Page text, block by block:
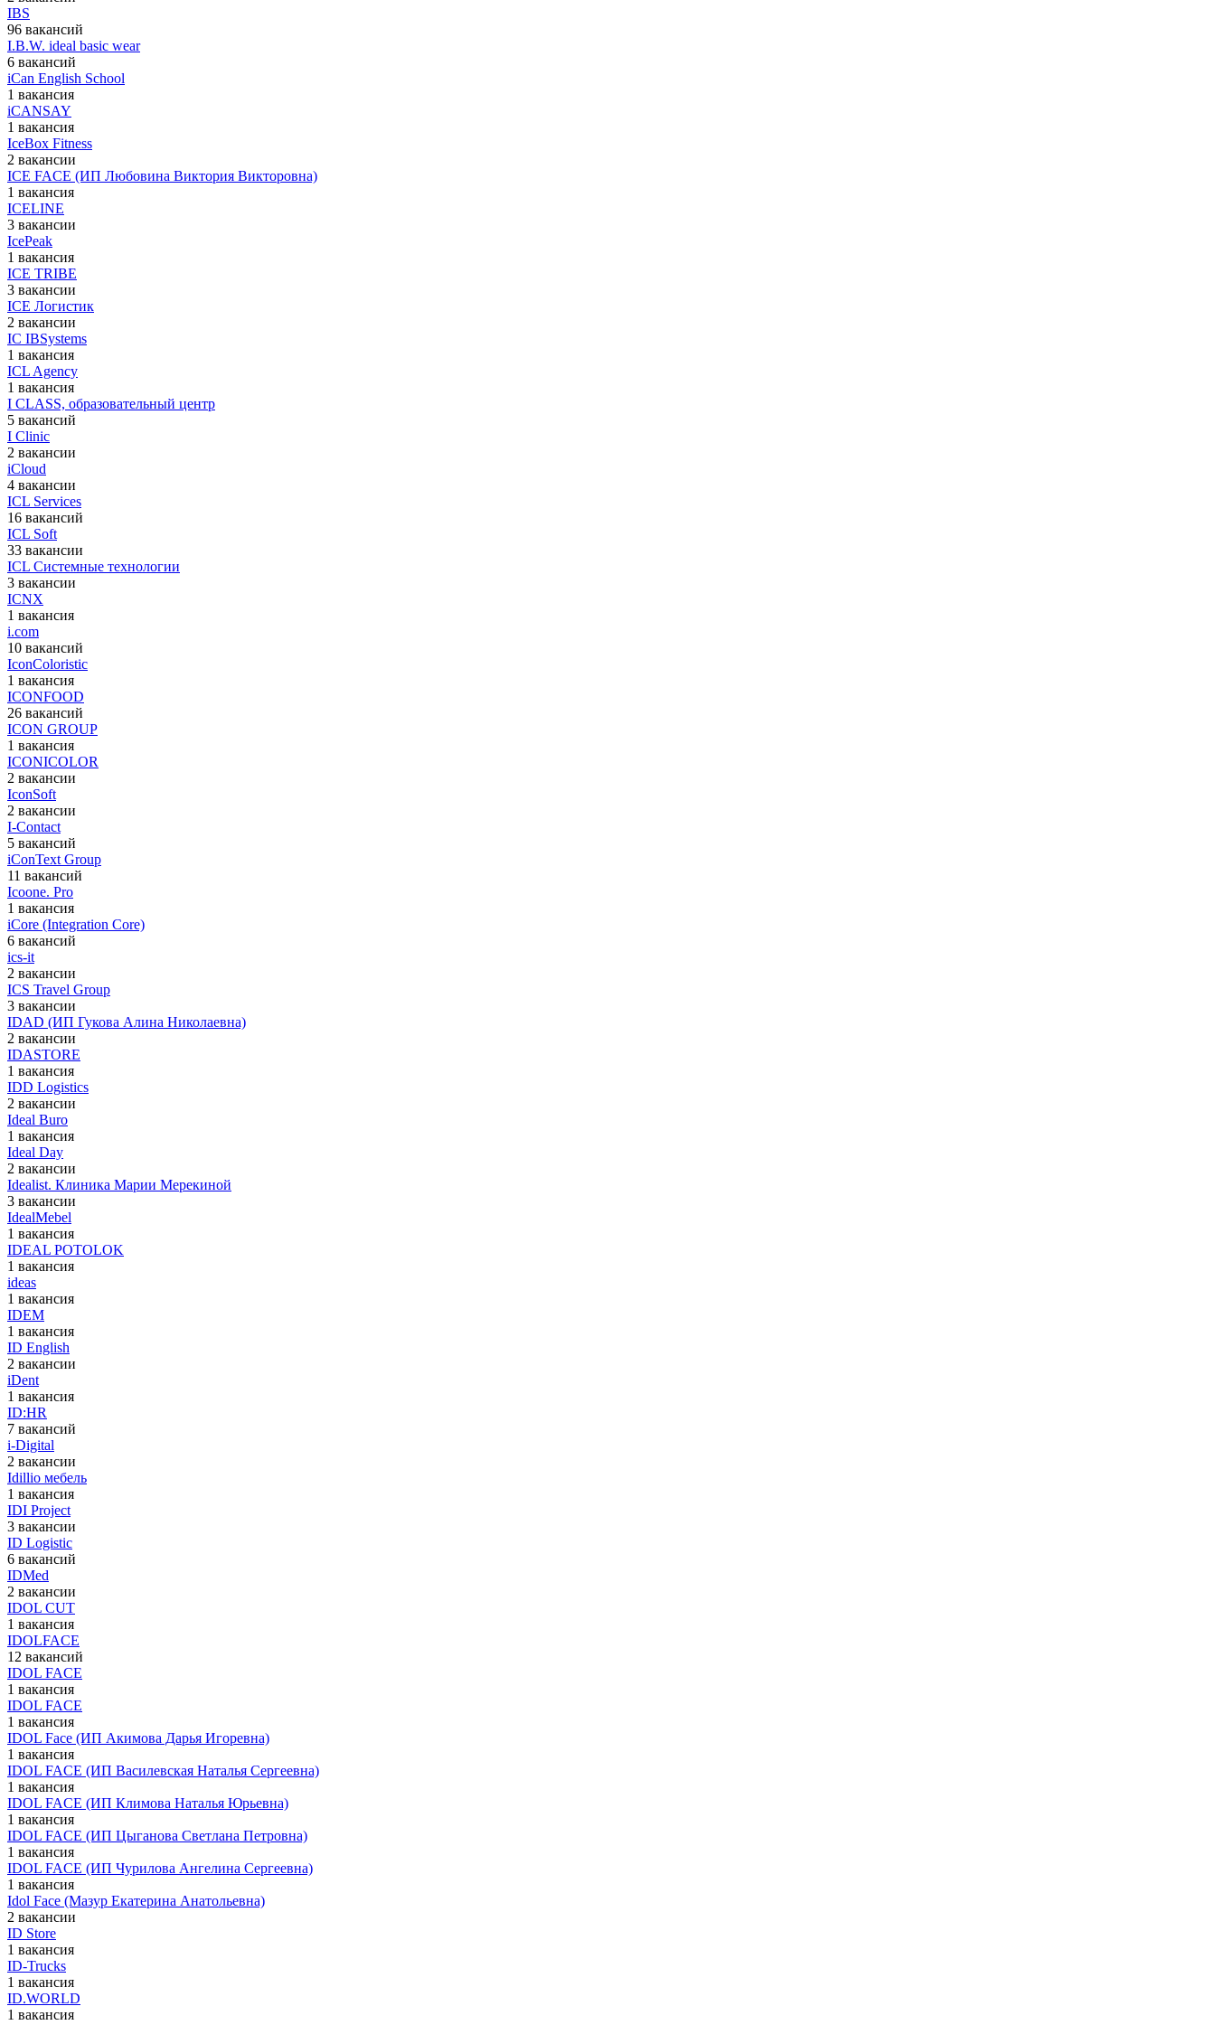
IBS
96 вакансий
I.B.W. ideal basic wear
6 вакансий
iCan English School
1 вакансия
iCANSAY
1 вакансия
IceBox Fitness
2 вакансии
ICE FACE (ИП Любовина Виктория Викторовна)
1 вакансия
ICELINE
3 вакансии
IcePeak
1 вакансия
ICE TRIBE
3 вакансии
ICE Логистик
2 вакансии
IC IBSystems
1 вакансия
ICL Agency
1 вакансия
I CLASS, образовательный центр
5 вакансий
I Clinic
2 вакансии
iCloud
4 вакансии
ICL Services
16 вакансий
ICL Soft
33 вакансии
ICL Системные технологии
3 вакансии
ICNX
1 вакансия
i.com
10 вакансий
IconColoristic
1 вакансия
ICONFOOD
26 вакансий
ICON GROUP
1 вакансия
ICONICOLOR
2 вакансии
IconSoft
2 вакансии
I-Contact
5 вакансий
iConText Group
11 вакансий
Icoone. Pro
1 вакансия
iCore (Integration Core)
6 вакансий
ics-it
2 вакансии
ICS Travel Group
3 вакансии
IDAD (ИП Гукова Алина Николаевна)
2 вакансии
IDASTORE
1 вакансия
IDD Logistics
2 вакансии
Ideal Buro
1 вакансия
Ideal Day
2 вакансии
Idealist. Клиника Марии Мерекиной
3 вакансии
IdealMebel
1 вакансия
IDEAL POTOLOK
1 вакансия
ideas
1 вакансия
IDEM
1 вакансия
ID English
2 вакансии
iDent
1 вакансия
ID:HR
7 вакансий
i-Digital
2 вакансии
Idillio мебель
1 вакансия
IDI Project
3 вакансии
ID Logistic
6 вакансий
IDMed
2 вакансии
IDOL CUT
1 вакансия
IDOLFACE
12 вакансий
IDOL FACE
1 вакансия
IDOL FACE
1 вакансия
IDOL Face (ИП Акимова Дарья Игоревна)
1 вакансия
IDOL FACE (ИП Василевская Наталья Сергеевна)
1 вакансия
IDOL FACE (ИП Климова Наталья Юрьевна)
1 вакансия
IDOL FACE (ИП Цыганова Светлана Петровна)
1 вакансия
IDOL FACE (ИП Чурилова Ангелина Сергеевна)
1 вакансия
Idol Face (Мазур Екатерина Анатольевна)
2 вакансии
ID Store
1 вакансия
ID-Trucks
1 вакансия
ID.WORLD
1 вакансия